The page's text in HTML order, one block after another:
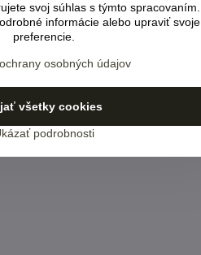
svoj súhlas s týmto spracovaním.
informácie alebo upraviť svoje
preferencie.
osobných údajov
podrobnosti
všetky cookies